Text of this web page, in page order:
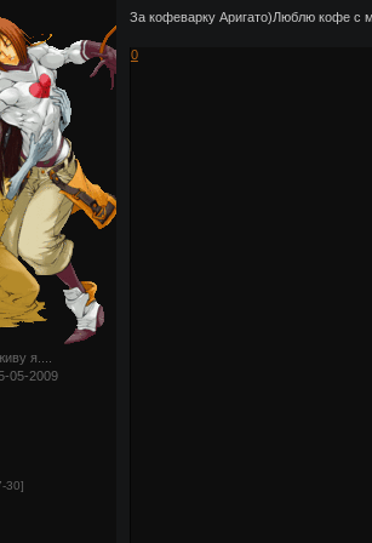
я....
05-2009
30]
За кофеварку Аригато)Люблю кофе с
0